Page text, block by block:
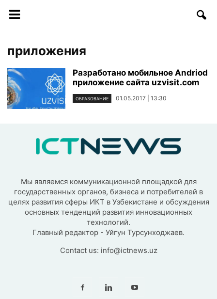
приложения
Разработано мобильное Andriod
приложение сайта uzvisit.com
ОБРАЗОВАНИЕ 01.05.2017 | 13:30
Мы являемся коммуникационной площадкой для
государственных органов, бизнеса и потребителей в
целях развития сферы ИКТ в Узбекистане и обсуждения
основных тенденций развития инновационных
технологий.
Главный редактор - Уйгун Турсунходжаев.
Contact us: info@ictnews.uz